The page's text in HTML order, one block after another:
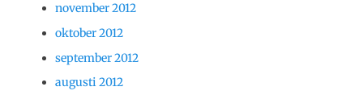
november 2012
oktober 2012
september 2012
augusti 2012